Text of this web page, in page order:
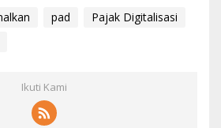
pad
Pajak Digitalisasi
Ikuti Kami